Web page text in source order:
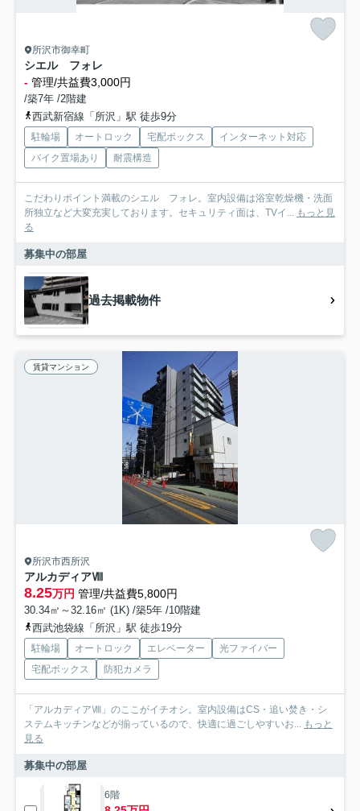
所沢市御幸町
シエル フォレ
- 管理/共益費3,000円
/築7年 /2階建
西武新宿線「所沢」駅 徒歩9分
駐輪場 オートロック 宅配ボックス
インターネット対応
バイク置場あり
耐震構造
こだわりポイント満載のシエル フォレ。室内設備は浴室乾燥機・洗面
所独立など大変充実しております。セキュリティ面は、TVイ... もっと見
る
募集中の部屋
過去掲載物件
賃貸マンション
所沢市西所沢
アルカディアⅧ
8.25万円 管理/共益費5,800円
30.34㎡～32.16㎡ (1K) /築5年 /10階建
西武池袋線「所沢」駅 徒歩19分
駐輪場 オートロック エレベーター
光ファイバー
宅配ボックス
防犯カメラ
「アルカディアⅧ」のここがイチオシ。室内設備はCS・追い焚き・シ
ステムキッチンなどが揃っているので、快適に過ごしやすいお... もっと
見る
募集中の部屋
6階